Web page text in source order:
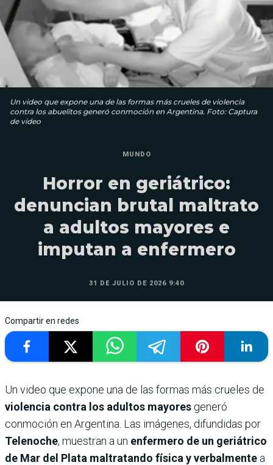
Un video que expone una de las formas más crueles de violencia
contra los abuelitos generó conmoción en Argentina. Foto: Captura
de video
MUNDO
Horror en geriátrico:
denuncian brutal maltrato
a adultos mayores e
imputan a enfermero
31 DE JULIO DE 2026 9:40
Compartir en redes
Un video que expone una de las formas más crueles de
violencia contra los adultos mayores generó
conmoción en Argentina. Las imágenes, difundidas por
Telenoche, muestran a un enfermero de un geriátrico
de Mar del Plata maltratando física y verbalmente a